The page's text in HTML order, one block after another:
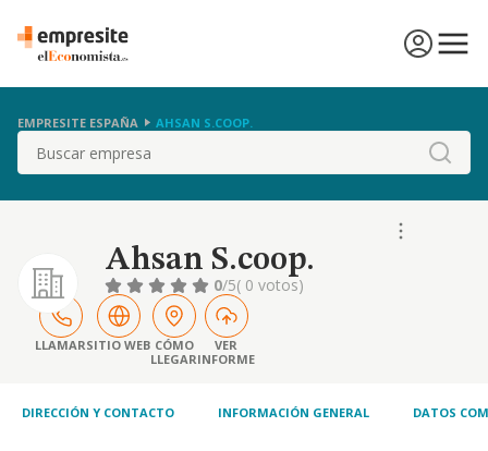
EMPRESITE ESPAÑA AHSAN S.COOP.
Buscar
Ahsan S.coop.
0/5( 0 votos)
LLAMARSITIO WEB CÓMO
LLEGAR
VER
INFORME
DIRECCIÓN Y CONTACTO INFORMACIÓN GENERAL DATOS